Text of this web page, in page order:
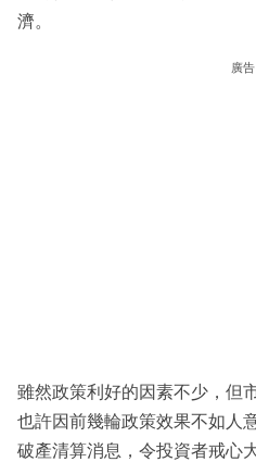
濟。
廣告
雖然政策利好的因素不少，但
也許因前幾輪政策效果不如人
破產清算消息，令投資者戒心